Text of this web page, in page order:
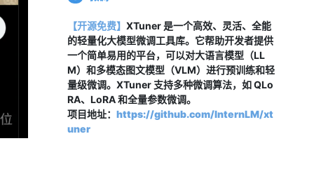
【开源免费】 XTuner 是一个高效、灵活、全能
的轻量化大模型微调工具库。它帮助开发者提供
一个简单易用的平台，可以对大语言模型（LL
M）和多模态图文模型（VLM）进行预训练和轻
量级微调。XTuner 支持多种微调算法，如 QLo
RA、LoRA 和全量参数微调。
项目地址： https://github.com/InternLM/xt
uner